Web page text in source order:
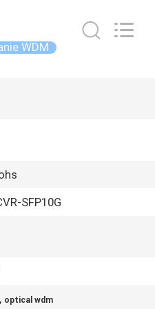
WDM
SFP10G
, optical wdm